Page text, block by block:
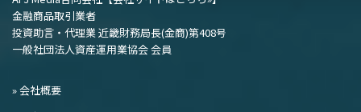
金融商品取引業者
投資助言・代理業 近畿財務局長(金商)第408号
一般社団法人資産運用業協会 会員
» 会社概要